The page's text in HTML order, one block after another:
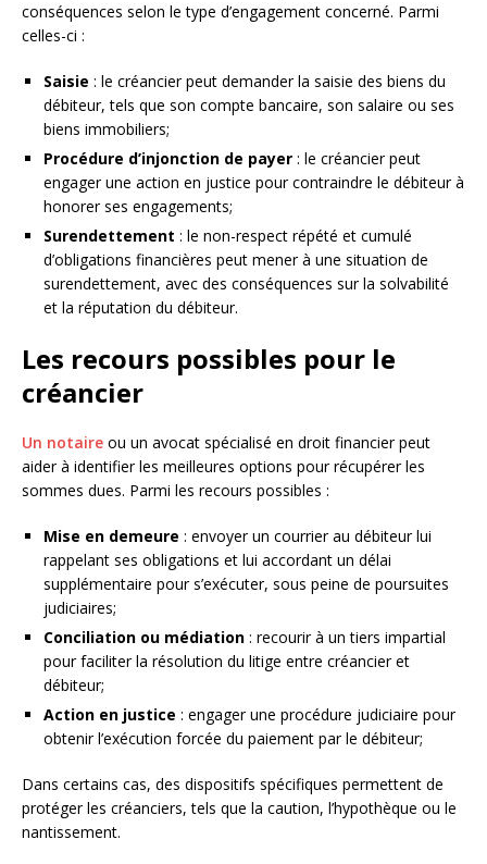
conséquences selon le type d’engagement concerné. Parmi
celles-ci :
Saisie : le créancier peut demander la saisie des biens du
débiteur, tels que son compte bancaire, son salaire ou ses
biens immobiliers;
Procédure d’injonction de payer : le créancier peut
engager une action en justice pour contraindre le débiteur à
honorer ses engagements;
Surendettement : le non-respect répété et cumulé
d’obligations financières peut mener à une situation de
surendettement, avec des conséquences sur la solvabilité
et la réputation du débiteur.
Les recours possibles pour le
créancier
Un notaire ou un avocat spécialisé en droit financier peut
aider à identifier les meilleures options pour récupérer les
sommes dues. Parmi les recours possibles :
Mise en demeure : envoyer un courrier au débiteur lui
rappelant ses obligations et lui accordant un délai
supplémentaire pour s’exécuter, sous peine de poursuites
judiciaires;
Conciliation ou médiation : recourir à un tiers impartial
pour faciliter la résolution du litige entre créancier et
débiteur;
Action en justice : engager une procédure judiciaire pour
obtenir l’exécution forcée du paiement par le débiteur;
Dans certains cas, des dispositifs spécifiques permettent de
protéger les créanciers, tels que la caution, l’hypothèque ou le
nantissement.